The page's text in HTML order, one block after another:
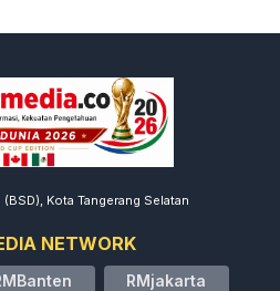
Kota Tangerang Selatan
NETWORK
RMjakarta